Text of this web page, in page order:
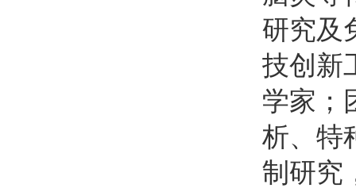
研究及
技创新
学家；
析、特
制研究